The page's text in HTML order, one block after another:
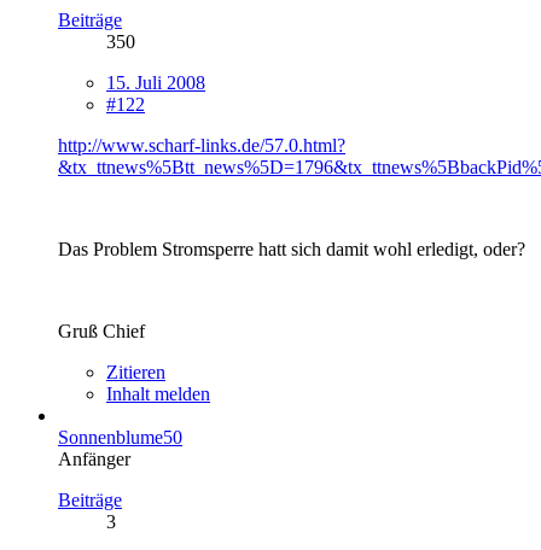
Beiträge
350
15. Juli 2008
#122
http://www.scharf-links.de/57.0.html?
Das Problem Stromsperre hatt sich damit wohl erledigt, oder?
Gruß Chief
Zitieren
Inhalt melden
Sonnenblume50
Anfänger
Beiträge
3